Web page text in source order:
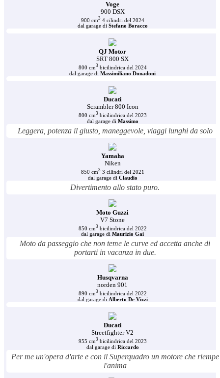
Voge
900 DSX
900 cm3 4 cilindri del 2024
dal garage di Stefano Boracco
QJ Motor
SRT 800 SX
800 cm3 bicilindrica del 2024
dal garage di Massimiliano Donadoni
Ducati
Scrambler 800 Icon
800 cm3 bicilindrica del 2023
dal garage di Massimo
Leggera, potenza il giusto, maneggevole, viaggi lunghi da solo
Yamaha
Niken
850 cm3 3 cilindri del 2021
dal garage di Claudio
Divertimento allo stato puro.
Moto Guzzi
V7 Stone
850 cm3 bicilindrica del 2022
dal garage di Maurizio Gai
Moto da passeggio che non teme le curve ed accetta anche di
portarti in vacanza in due.
Husqvarna
norden 901
890 cm3 bicilindrica del 2022
dal garage di Alberto De Vizzi
Ducati
Streetfighter V2
955 cm3 bicilindrica del 2023
dal garage di Riccardo
Per me un'opera d'arte e con il Superquadro un motore che riempe
l'anima